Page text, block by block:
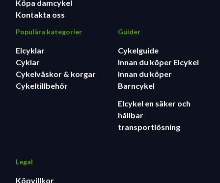
Köpa damcykel
Kontakta oss
Populära kategorier
Elcyklar
Cyklar
Cykelväskor & korgar
Cykeltillbehör
Guider
Cykelguide
Innan du köper Elcykel
Innan du köper
Barncykel
Elcykel en säker och
hållbar
transportlösning
Legal
Köpvillkor